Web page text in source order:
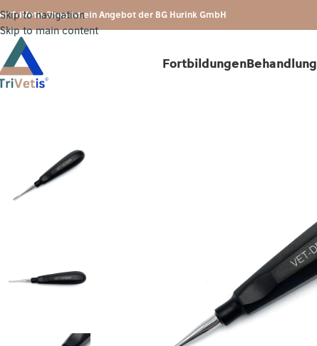
Skip to navigation
Skip to main content
TriVetis Shop ist ein Angebot der BG Hurink GmbH
FortbildungenBehandlung